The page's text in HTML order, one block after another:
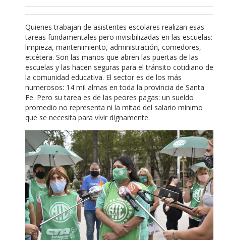
Quienes trabajan de asistentes escolares realizan esas
tareas fundamentales pero invisibilizadas en las escuelas:
limpieza, mantenimiento, administración, comedores,
etcétera. Son las manos que abren las puertas de las
escuelas y las hacen seguras para el tránsito cotidiano de
la comunidad educativa. El sector es de los más
numerosos: 14 mil almas en toda la provincia de Santa
Fe. Pero su tarea es de las peores pagas: un sueldo
promedio no representa ni la mitad del salario mínimo
que se necesita para vivir dignamente.